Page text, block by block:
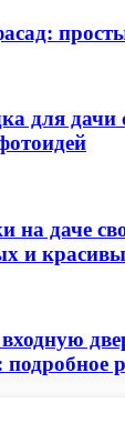
для
на даче
и
подробное